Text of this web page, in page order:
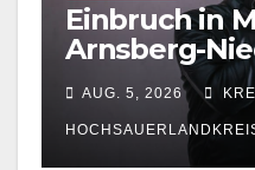
Einbruch in
Arnsberg-
Polizei
AUG. 5, 2026